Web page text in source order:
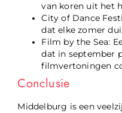
van koren uit het
City of Dance
dat elke zomer
Film by the Sea:
dat in september
filmvertoningen
Conclusie
Middelburg is een